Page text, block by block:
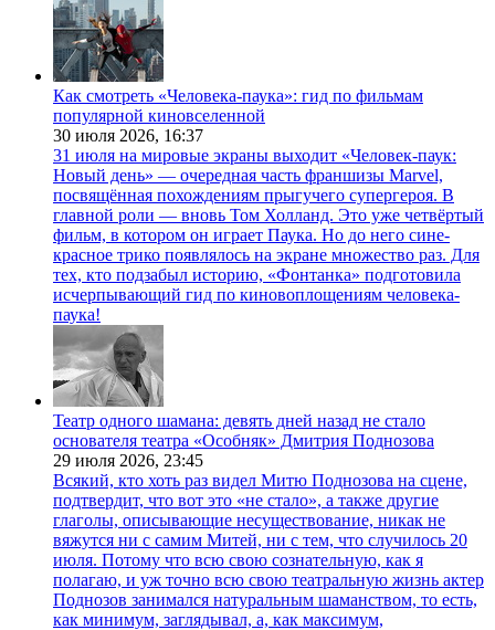
Как смотреть «Человека-паука»: гид по фильмам
популярной киновселенной
30 июля 2026, 16:37
31 июля на мировые экраны выходит «Человек-паук:
Новый день» — очередная часть франшизы Marvel,
посвящённая похождениям прыгучего супергероя. В
главной роли — вновь Том Холланд. Это уже четвёртый
фильм, в котором он играет Паука. Но до него сине-
красное трико появлялось на экране множество раз. Для
тех, кто подзабыл историю, «Фонтанка» подготовила
исчерпывающий гид по киновоплощениям человека-
паука!
Театр одного шамана: девять дней назад не стало
основателя театра «Особняк» Дмитрия Поднозова
29 июля 2026, 23:45
Всякий, кто хоть раз видел Митю Поднозова на сцене,
подтвердит, что вот это «не стало», а также другие
глаголы, описывающие несуществование, никак не
вяжутся ни с самим Митей, ни с тем, что случилось 20
июля. Потому что всю свою сознательную, как я
полагаю, и уж точно всю свою театральную жизнь актер
Поднозов занимался натуральным шаманством, то есть,
как минимум, заглядывал, а, как максимум,